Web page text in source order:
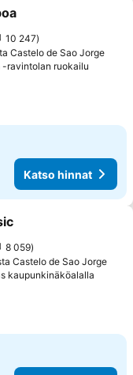
10 247
Castelo de Sao Jorge
-ravintolan ruokailu
Katso hinnat
8 059
Castelo de Sao Jorge
kaupunkinäköalalla